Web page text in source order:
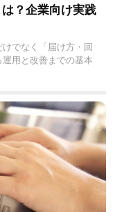
？企業向け実践
でなく「届け方・回
用と改善までの基本